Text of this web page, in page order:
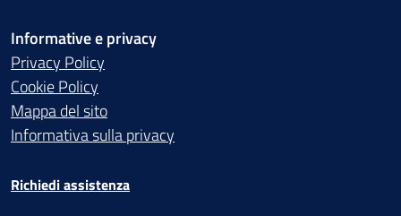
Informative e privacy
Privacy Policy
Cookie Policy
Mappa del sito
Informativa sulla privacy
Richiedi assistenza